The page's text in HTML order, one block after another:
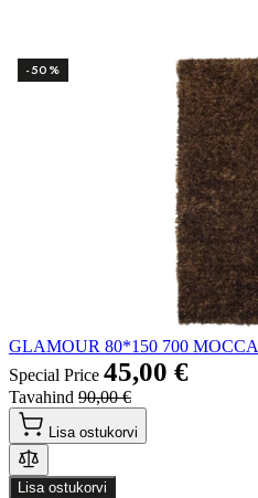
-50%
GLAMOUR 80*150 700 MOCCA
Special Price 45,00 €
Tavahind 90,00 €
Lisa ostukorvi
Lisa ostukorvi